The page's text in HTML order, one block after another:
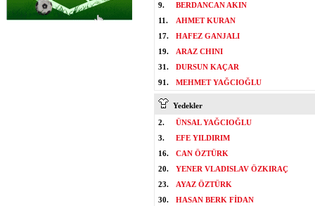
9.
BERDANCAN AKIN
11.
AHMET KURAN
17.
HAFEZ GANJALI
19.
ARAZ CHINI
31.
DURSUN KAÇAR
91.
MEHMET YAĞCIOĞLU
Yedekler
2.
ÜNSAL YAĞCIOĞLU
3.
EFE YILDIRIM
16.
CAN ÖZTÜRK
20.
YENER VLADISLAV ÖZKIRAÇ
23.
AYAZ ÖZTÜRK
30.
HASAN BERK FİDAN